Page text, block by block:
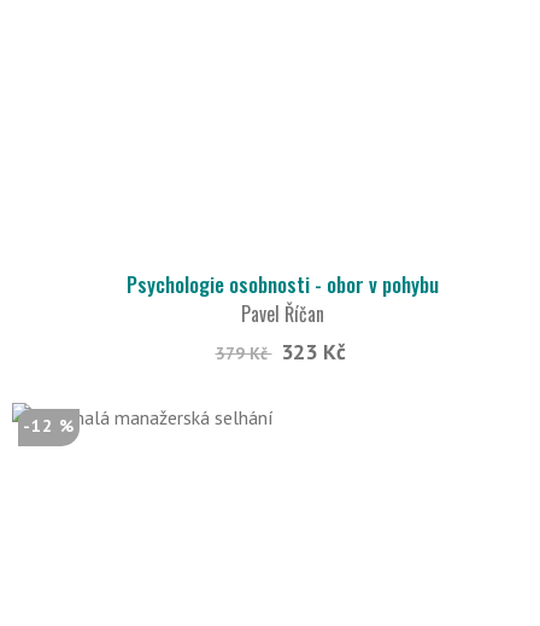
Psychologie osobnosti - obor v pohybu
Pavel Říčan
379 Kč 323 Kč
-12 %